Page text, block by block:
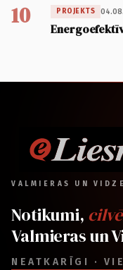
10 PROJEKTS
VALMIERAS UN
Notikumi,
Valmieras un
NEATKARĪGI ·